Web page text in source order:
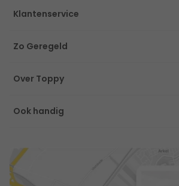
Klantenservice
Zo Geregeld
Over Toppy
Ook handig